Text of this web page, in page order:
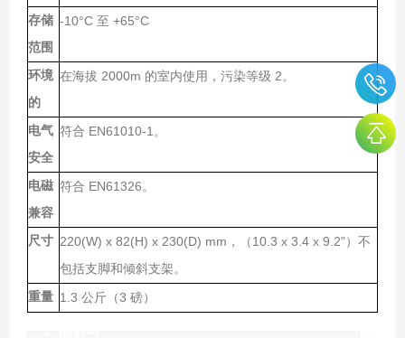
存储
范围
-10°C 至 +65°C
环境
的
在海拔 2000m 的室内使用，污染等级 2 。
电气
安全
符合 EN61010-1 。
电磁
兼容
符合 EN61326 。
尺寸 220(W) x 82(H) x 230(D) mm ，（ 10.3 x 3.4 x 9.2"）不
包括支脚和倾斜支架。
重量 1.3 公斤（3 磅）